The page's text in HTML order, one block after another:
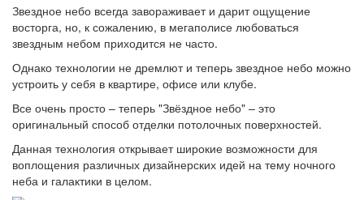
Звездное небо всегда завораживает и дарит ощущение
восторга, но, к сожалению, в мегаполисе любоваться
звездным небом приходится не часто.
Однако технологии не дремлют и теперь звездное небо можно
устроить у себя в квартире, офисе или клубе.
Все очень просто – теперь "Звёздное небо" – это
оригинальный способ отделки потолочных поверхностей.
Данная технология открывает широкие возможности для
воплощения различных дизайнерских идей на тему ночного
неба и галактики в целом.